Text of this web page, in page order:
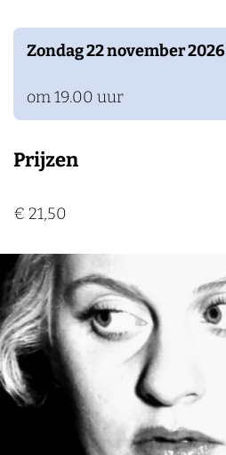
Zondag 22 november 2026
om 19.00 uur
Prijzen
€ 21,50